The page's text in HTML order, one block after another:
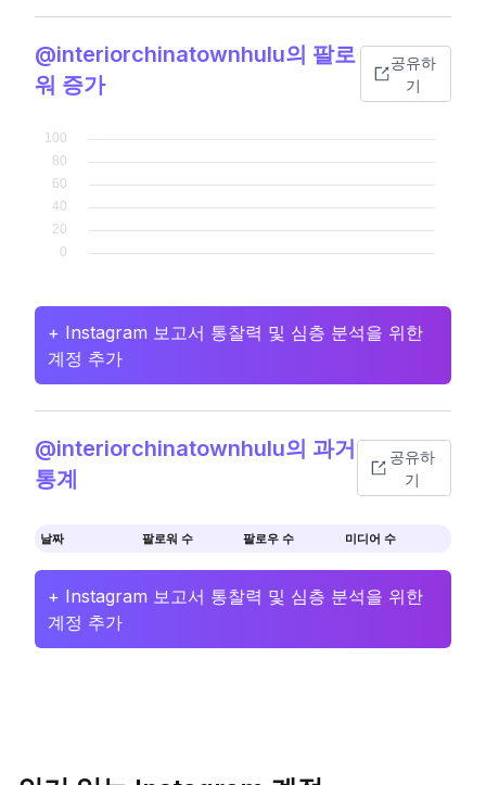
@interiorchinatownhulu의 팔로
워 증가
공유하
기
+ Instagram 보고서 통찰력 및 심층 분석을 위한
계정 추가
@interiorchinatownhulu의 과거
통계
공유하
기
날짜 팔로워 수 팔로우 수 미디어 수
+ Instagram 보고서 통찰력 및 심층 분석을 위한
계정 추가